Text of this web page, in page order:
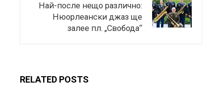
Най-после нещо различно:
Нюорлеански джаз ще
залее пл. „Свобода“
RELATED POSTS